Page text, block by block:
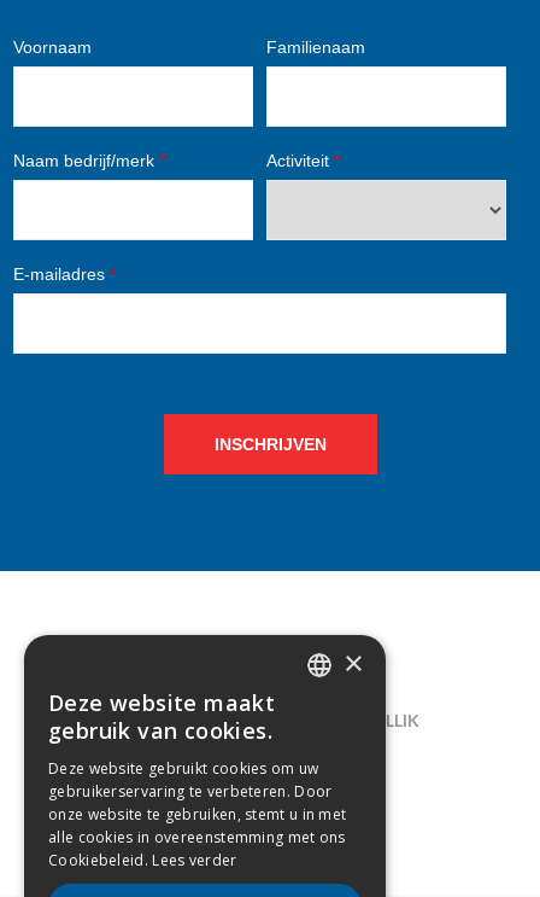
Voornaam Familienaam
Naam bedrijf/merk * Activiteit *
E-mailadres *
INSCHRIJVEN
CONTACT
LELIEGAARDE 22, B-1731 ZELLIK
02/238.10.11
INFO@CREAMODA.BE
BE0407.694.265
×
Deze website maakt
gebruik van cookies.
Deze website gebruikt cookies om uw
gebruikerservaring te verbeteren. Door
onze website te gebruiken, stemt u in met
alle cookies in overeenstemming met ons
Cookiebeleid. Lees verder